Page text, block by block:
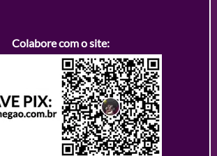
Colabore com o site: